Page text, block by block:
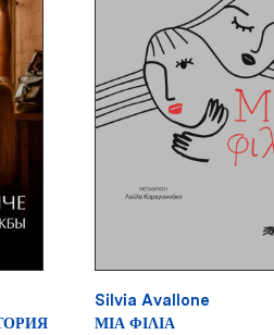
Silvia Avallone
ΜΙΑ ΦΙΛΙΑ